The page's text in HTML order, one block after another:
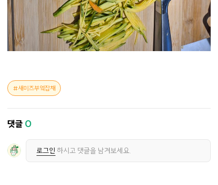
새미즈부엌잡채
댓글 0
로그인 하시고 댓글을 남겨보세요.